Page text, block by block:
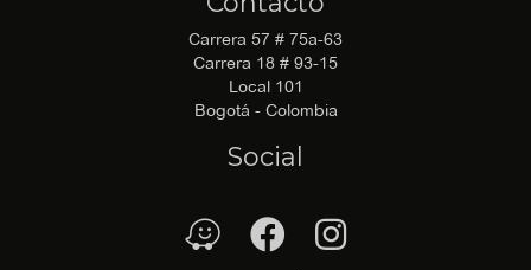
Carrera 57 # 75a-63
Carrera 18 # 93-15
Local 101
Bogotá - Colombia
Social
waze FacebookFacebook